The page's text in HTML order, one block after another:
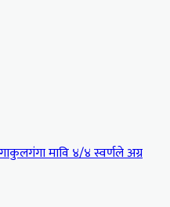
मावि ४/४ स्वर्णले अग्र